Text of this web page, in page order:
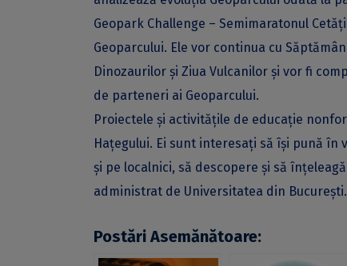
Geopark Challenge – Semimaratonul
Geoparcului. Ele vor continua cu
Dinozaurilor și Ziua Vulcanilor și vor fi
de parteneri ai Geoparcului.
Proiectele și activitățile de educație
Hațegului. Ei sunt interesați să își pună
și pe localnici, să descopere și să
administrat de Universitatea din București.
Postări Asemănătoare: